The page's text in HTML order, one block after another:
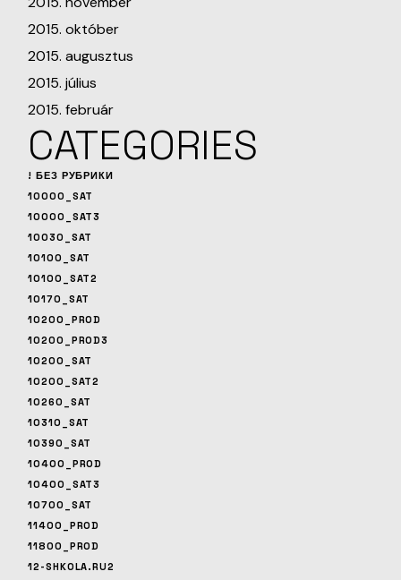
2015. október
2015. augusztus
2015. július
2015. február
CATEGORIES
! БЕЗ РУБРИКИ
10000_SAT
10000_SAT3
10030_SAT
10100_SAT
10100_SAT2
10170_SAT
10200_PROD
10200_PROD3
10200_SAT
10200_SAT2
10260_SAT
10310_SAT
10390_SAT
10400_PROD
10400_SAT3
10700_SAT
11400_PROD
11800_PROD
12-SHKOLA.RU2